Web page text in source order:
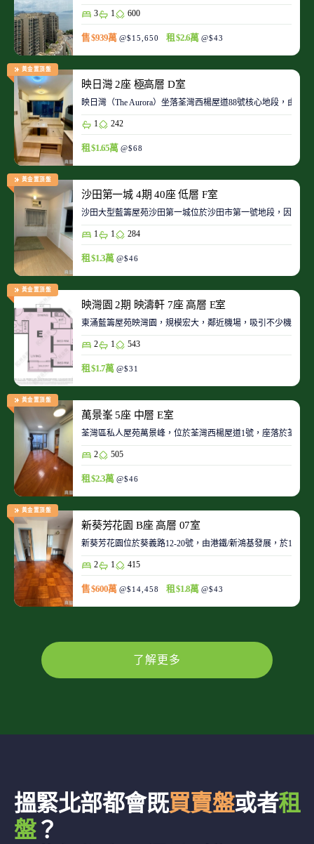
3 1 600
售 $939萬 @$15,650 租 $2.6萬 @$43
黃金置頂盤
映日灣 2座 極高層 D室
映日灣（The Aurora）坐落荃灣西楊屋道88號核心地段，由
1 242
租 $1.65萬 @$68
黃金置頂盤
沙田第一城 4期 40座 低層 F室
沙田大型藍籌屋苑沙田第一城位於沙田市第一號地段，因此
1 1 284
租 $1.3萬 @$46
黃金置頂盤
映灣園 2期 映濤軒 7座 高層 E室
東涌藍籌屋苑映灣園，規模宏大，鄰近機場，吸引不少機師
2 1 543
租 $1.7萬 @$31
黃金置頂盤
萬景峯 5座 中層 E室
荃灣區私人屋苑萬景峰，位於荃灣西楊屋道1號，座落於荃灣
2 505
租 $2.3萬 @$46
黃金置頂盤
新葵芳花園 B座 高層 07室
新葵芳花園位於葵義路12-20號，由港鐵/新鴻基發展，於
2 1 415
售 $600萬 @$14,458 租 $1.8萬 @$43
了解更多
搵緊北部都會既買賣盤或者租
盤？